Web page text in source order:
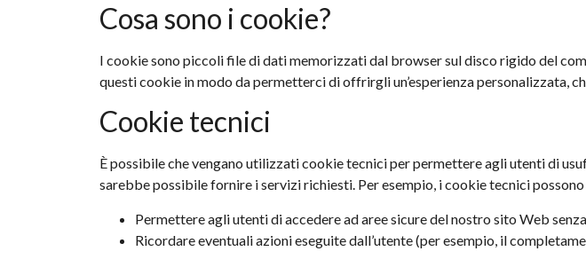
Cosa sono i cookie?
I cookie sono piccoli file di dati memorizzati dal browser sul disco rigido del
questi cookie in modo da permetterci di offrirgli un’esperienza personalizzata,
Cookie tecnici
È possibile che vengano utilizzati cookie tecnici per permettere agli utenti di
sarebbe possibile fornire i servizi richiesti. Per esempio, i cookie tecnici
Permettere agli utenti di accedere ad aree sicure del nostro sito Web
Ricordare eventuali azioni eseguite dall’utente (per esempio, il